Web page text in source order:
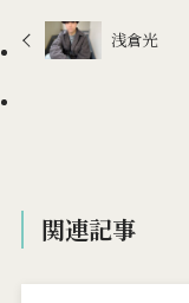
浅倉光
関連記事